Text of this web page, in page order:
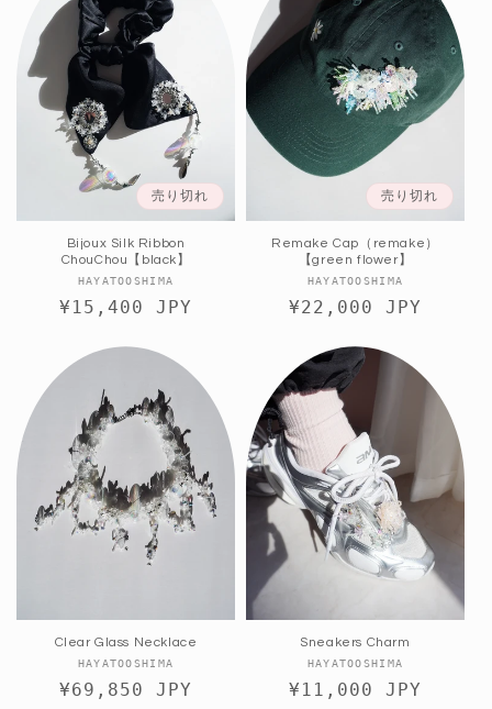
売り切れ
Bijoux Silk Ribbon
ChouChou【black】
販
売
HAYATOOSHIMA
通
価
¥15,400 JPY
売り切れ
Remake Cap（remake）
【green flower】
販
売
HAYATOOSHIMA
通
価
格
¥22,000 JPY
Clear Glass Necklace
販
売
HAYATOOSHIMA
通
¥69,850 JPY
Sneakers Charm
販
売
HAYATOOSHIMA
通
¥11,000 JPY